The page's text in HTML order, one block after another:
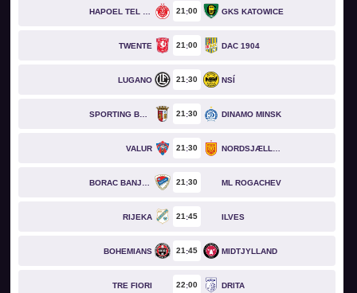
HAPOEL TEL AVIV 21 00 GKS KATOWICE
TWENTE 21 00 DAC 1904
LUGANO 21 30 NSÍ
SPORTING BRAGA 21 30 DINAMO MINSK
VALUR 21 30 NORDSJÆLLAND
BORAC BANJA LUKA 21 30 ML ROGACHEV
RIJEKA 21 45 ILVES
BOHEMIANS 21 45 MIDTJYLLAND
TRE FIORI 22 00 DRITA